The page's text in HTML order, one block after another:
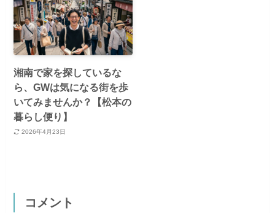
湘南で家を探しているな
ら、GWは気になる街を歩
いてみませんか？【松本の
暮らし便り】
2026年4月23日
コメント